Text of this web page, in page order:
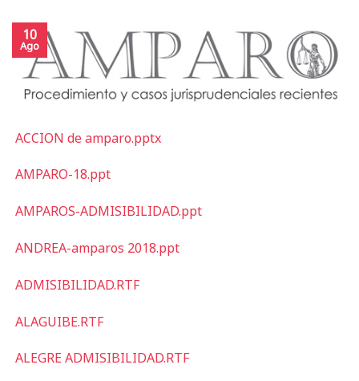
10
Ago
ACCION de amparo.pptx
AMPARO-18.ppt
AMPAROS-ADMISIBILIDAD.ppt
ANDREA-amparos 2018.ppt
ADMISIBILIDAD.RTF
ALAGUIBE.RTF
ALEGRE ADMISIBILIDAD.RTF